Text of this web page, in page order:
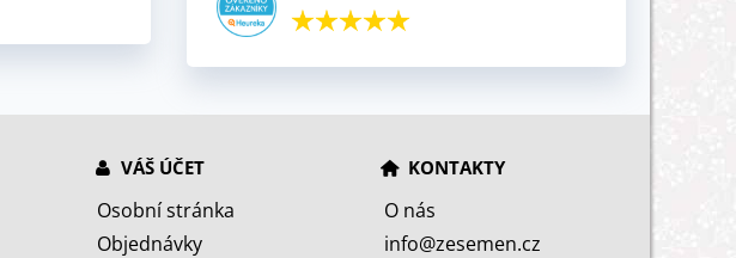
VÁŠ ÚČET
Osobní stránka
Objednávky
KONTAKTY
O nás
info@zesemen.cz